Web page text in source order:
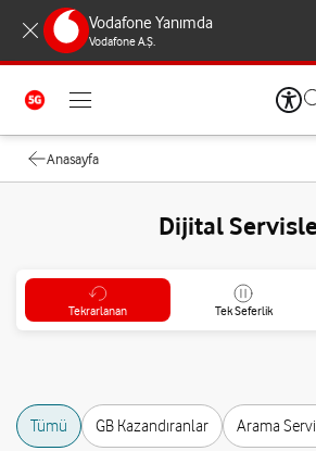
Vodafone Yanımda
Vodafone A.Ş.
Anasayfa
Dijital
Tekrarlanan Tek Seferlik
Tümü GB Kazandıranlar Arama